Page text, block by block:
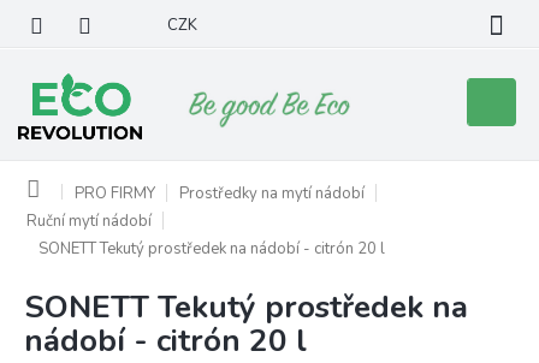
obsah
CZK
košík
Domů PRO FIRMY
Prostředky na mytí nádobí
Ruční mytí nádobí
SONETT Tekutý prostředek na nádobí - citrón 20 l
SONETT Tekutý prostředek na
nádobí - citrón 20 l